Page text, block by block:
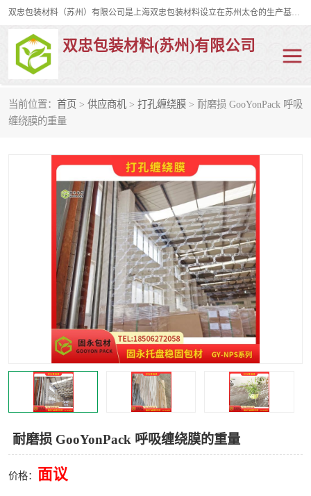
双忠包装材料（苏州）有限公司是上海双忠包装材料设立在苏州太仓的生产基地，占地约2万平米，产品主要有打孔缠绕膜，拉伸蜂窝纸，集装箱充气袋，滑托板，打包带，裹包网兜，防滑纸等箱体和托盘的运输和保护性包材。固永包材®，GooYon Pack®，是我们保护性包装材料的专属品牌。
双忠包装材料(苏州)有限公司
当前位置： 首页 > 供应商机 > 打孔缠绕膜 > 耐磨损 GooYonPack 呼吸
缠绕膜的重量
耐磨损 GooYonPack 呼吸缠绕膜的重量
价格： 面议
打孔缠绕膜
裹包网兜 纤维打包带
充气袋
缠绕膜
托盘裹包网兜
托盘捆绑带